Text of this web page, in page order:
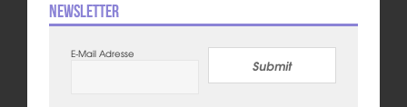
Newsletter
E-Mail Adresse
Submit